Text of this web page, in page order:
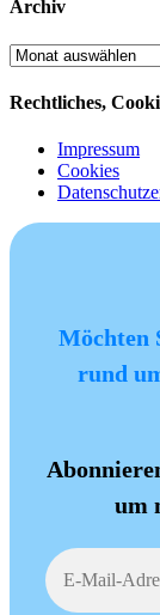
Archiv
Archiv
Rechtliches,
Impressum
Cookies
Möchten
rund
um